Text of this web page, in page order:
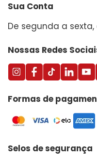
Sua Conta
De segunda a sexta,
Nossas Redes
Formas de
Selos de segurança